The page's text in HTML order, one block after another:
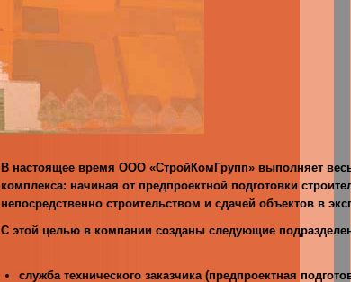
В настоящее время ООО «СтройКомГрупп» выполняет весь
комплекса: начиная от предпроектной подготовки
непосредственно строительством и сдачей объектов в
С этой целью в компании созданы следующие
служба технического заказчика (предпроектная